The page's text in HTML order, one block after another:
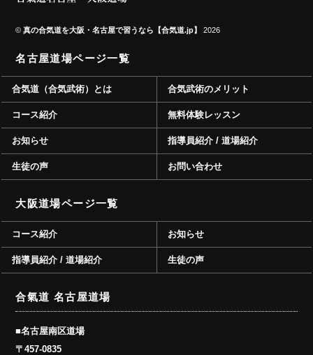
©真の合気道を大阪・名古屋で習うなら【合気道.jp】 2026
名古屋道場ページ一覧
合気道（合気武術）とは 合気武術のメリット
コース紹介 無料体験レッスン
お知らせ 指導員紹介 / 道場紹介
生徒の声 お問い合わせ
大阪道場ページ一覧
コース紹介 お知らせ
指導員紹介 / 道場紹介 生徒の声
合氣道 名古屋道場
■名古屋南区道場
〒457-0835